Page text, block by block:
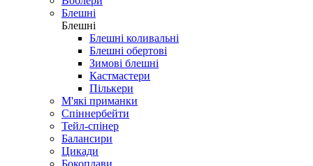
Блешні
Блешні
Блешні коливальні
Блешні обертові
Зимові блешні
Кастмастери
Пількери
М'які приманки
Спіннербейти
Тейл-спінер
Балансири
Цикади
Бокоплави